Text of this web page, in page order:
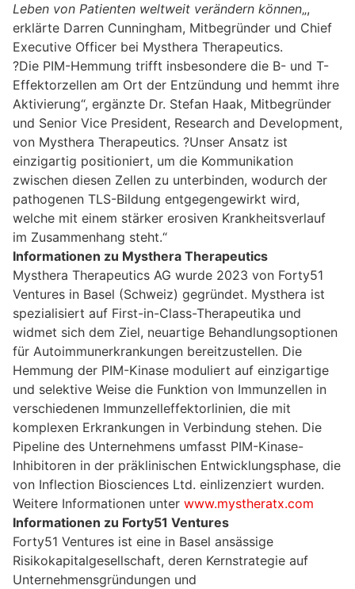
Leben von Patienten weltweit verändern können„,
erklärte Darren Cunningham, Mitbegründer und Chief
Executive Officer bei Mysthera Therapeutics.
?Die PIM-Hemmung trifft insbesondere die B- und T-
Effektorzellen am Ort der Entzündung und hemmt ihre
Aktivierung“, ergänzte Dr. Stefan Haak, Mitbegründer
und Senior Vice President, Research and Development,
von Mysthera Therapeutics. ?Unser Ansatz ist
einzigartig positioniert, um die Kommunikation
zwischen diesen Zellen zu unterbinden, wodurch der
pathogenen TLS-Bildung entgegengewirkt wird,
welche mit einem stärker erosiven Krankheitsverlauf
im Zusammenhang steht.“
Informationen zu Mysthera Therapeutics
Mysthera Therapeutics AG wurde 2023 von Forty51
Ventures in Basel (Schweiz) gegründet. Mysthera ist
spezialisiert auf First-in-Class-Therapeutika und
widmet sich dem Ziel, neuartige Behandlungsoptionen
für Autoimmunerkrankungen bereitzustellen. Die
Hemmung der PIM-Kinase moduliert auf einzigartige
und selektive Weise die Funktion von Immunzellen in
verschiedenen Immunzelleffektorlinien, die mit
komplexen Erkrankungen in Verbindung stehen. Die
Pipeline des Unternehmens umfasst PIM-Kinase-
Inhibitoren in der präklinischen Entwicklungsphase, die
von Inflection Biosciences Ltd. einlizenziert wurden.
Weitere Informationen unter www.mystheratx.com
Informationen zu Forty51 Ventures
Forty51 Ventures ist eine in Basel ansässige
Risikokapitalgesellschaft, deren Kernstrategie auf
Unternehmensgründungen und